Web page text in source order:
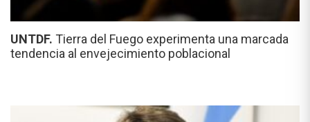
UNTDF. Tierra del Fuego experimenta una marcada
tendencia al envejecimiento poblacional